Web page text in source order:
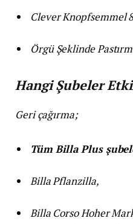
Clever Knopfsemmel
Örgü Şeklinde
Hangi Şubeler
Geri çağırma;
Tüm Billa Plus
Billa Pflanzilla,
Billa Corso Hoher